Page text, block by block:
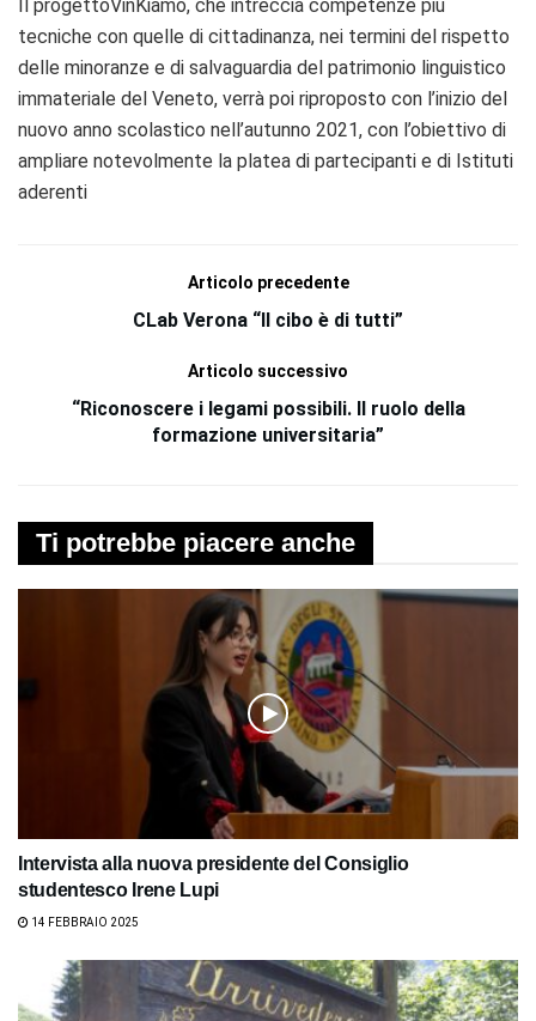
Il progettoVinKiamo, che intreccia competenze più
tecniche con quelle di cittadinanza, nei termini del rispetto
delle minoranze e di salvaguardia del patrimonio linguistico
immateriale del Veneto, verrà poi riproposto con l’inizio del
nuovo anno scolastico nell’autunno 2021, con l’obiettivo di
ampliare notevolmente la platea di partecipanti e di Istituti
aderenti
Articolo precedente
CLab Verona “Il cibo è di tutti”
Articolo successivo
“Riconoscere i legami possibili. Il ruolo della
formazione universitaria”
Ti potrebbe piacere anche
Intervista alla nuova presidente del Consiglio
studentesco Irene Lupi
14 FEBBRAIO 2025